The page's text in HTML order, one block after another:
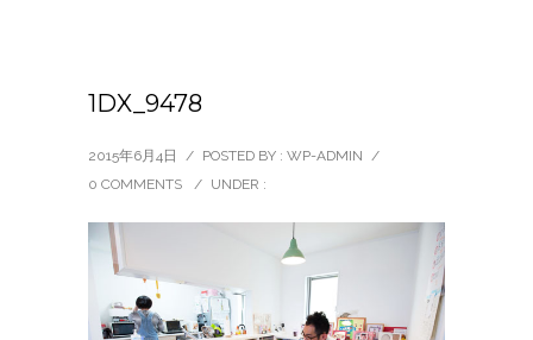
1DX_9478
2015年6月4日 / POSTED BY : WP-ADMIN /
0 COMMENTS
/ UNDER :